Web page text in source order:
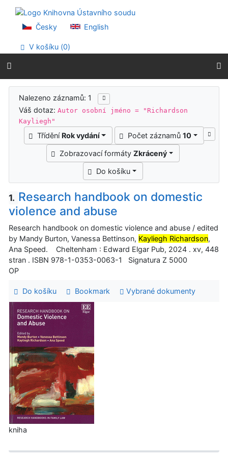
Přejít na menu
Prohlášení o webové přístupnosti
Česky English
V košíku (0)
Výsledky vyhledávání
Nalezeno záznamů: 1
Váš dotaz:Autor osobní jméno = "Richardson
Kayliegh"
Třídění Rok vydání Počet záznamů 10
Zobrazovací formáty Zkrácený
Do košíku
1. Research handbook on domestic
violence and abuse
Research handbook on domestic violence and abuse / edited
by Mandy Burton, Vanessa Bettinson, Kayliegh Richardson,
Ana Speed. Cheltenham : Edward Elgar Pub, 2024 . xv, 448
stran . ISBN 978-1-0353-0063-1 Signatura Z 5000
OP
Do košíku Bookmark Vybrané dokumenty
kniha